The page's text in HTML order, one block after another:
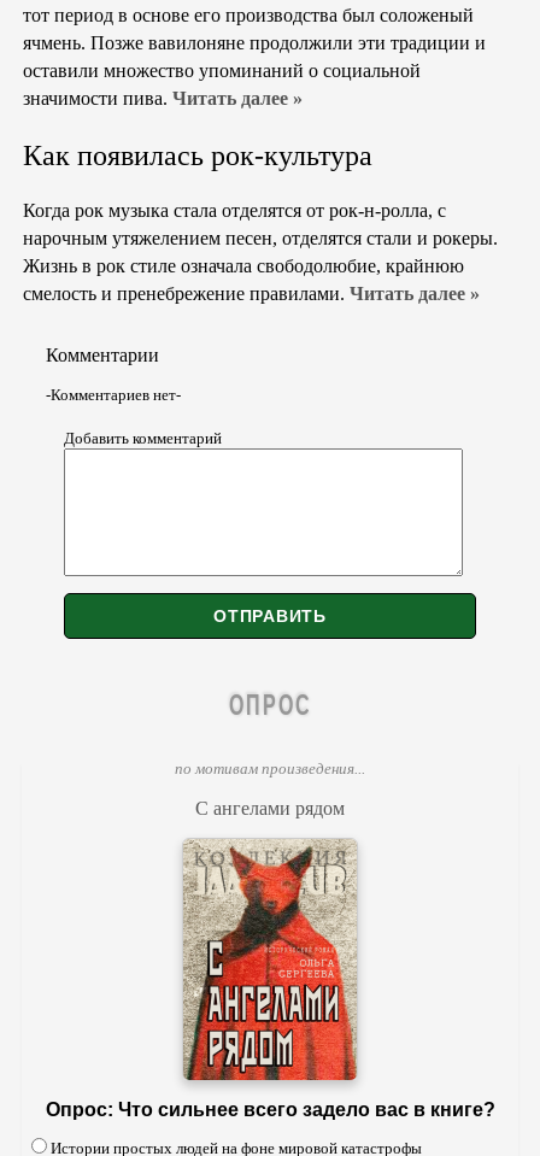
тот период в основе его производства был соложеный
ячмень. Позже вавилоняне продолжили эти традиции и
оставили множество упоминаний о социальной
значимости пива. Читать далее »
Как появилась рок-культура
Когда рок музыка стала отделятся от рок-н-ролла, с
нарочным утяжелением песен, отделятся стали и рокеры.
Жизнь в рок стиле означала свободолюбие, крайнюю
смелость и пренебрежение правилами. Читать далее »
Комментарии
-Комментариев нет-
Добавить комментарий
ОПРОС
по мотивам произведения...
С ангелами рядом
Опрос: Что сильнее всего задело вас в книге?
Истории простых людей на фоне мировой катастрофы